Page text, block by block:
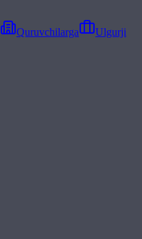
Quruvchilarga
Ulgurji